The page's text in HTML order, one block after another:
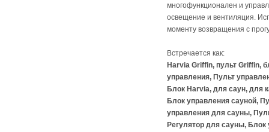
многофункционален и
освещение и вентиляция.
моменту возвращения с
Встречается как:
Harvia Griffin, пульт Griffin,
управления, Пульт
Блок Harvia, для саун, для
Блок управления сауной,
управления для сауны,
Регулятор для сауны, Блок